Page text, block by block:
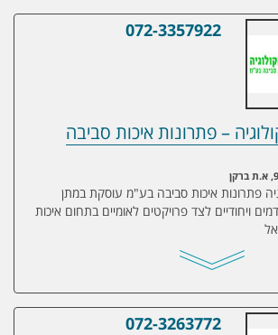
גרינאל אקולוגיה – פתרונות איכות סביבה
072-3357922
– פתרונות איכות סביבה
פתרונות איכות סביבה בע"מ עוסקת במתן
ויחודיים לצד פרויקטים לאומיים בתחום איכות
Envirotech – ייעוץ וניהול פרוייקטים סביבתיים
072-3263772